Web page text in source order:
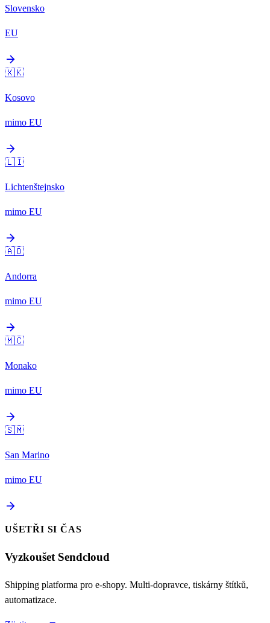
Slovensko
EU
arrow_forward
🇽🇰
Kosovo
mimo EU
arrow_forward
🇱🇮
Lichtenštejnsko
mimo EU
arrow_forward
🇦🇩
Andorra
mimo EU
arrow_forward
🇲🇨
Monako
mimo EU
arrow_forward
🇸🇲
San Marino
mimo EU
arrow_forward
UŠETŘI SI ČAS
Vyzkoušet Sendcloud
Shipping platforma pro e-shopy. Multi-dopravce, tiskárny štítků,
automatizace.